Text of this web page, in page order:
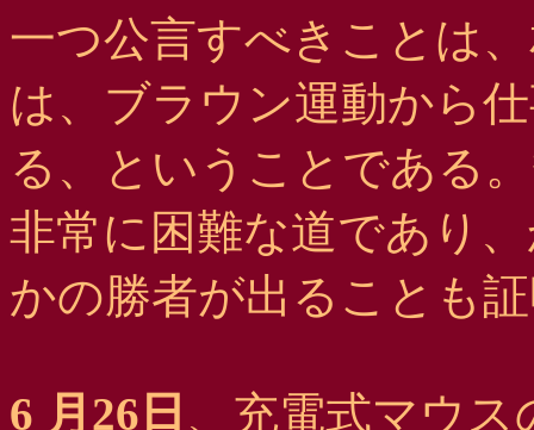
一つ公言すべきことは
は、ブラウン運動から
る、ということである
非常に困難な道であり
かの勝者が出ることも
6 月26日 、充電式マウ